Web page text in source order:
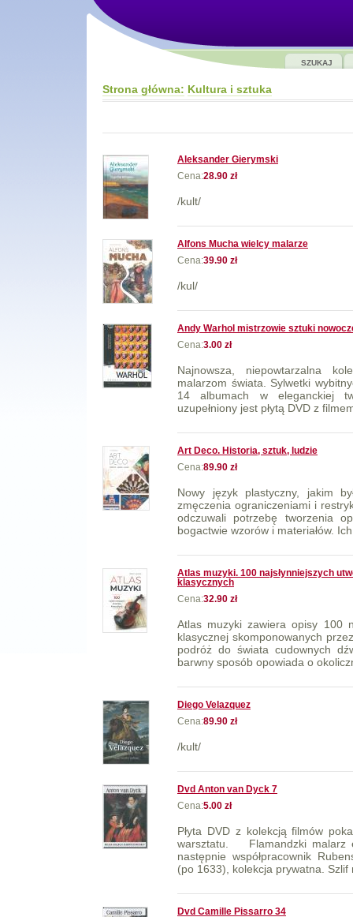
SZUKAJ
Strona główna: Kultura i sztuka
Aleksander Gierymski
Cena:28.90 zł
/kult/
Alfons Mucha wielcy malarze
Cena:39.90 zł
/kul/
Andy Warhol mistrzowie sztuki
Cena:3.00 zł
Najnowsza, niepowtarzalna
malarzom świata. Sylwetki
14 albumach w eleganckiej
uzupełniony jest płytą DVD z
Art Deco. Historia, sztuk, ludzie
Cena:89.90 zł
Nowy język plastyczny, jakim
zmęczenia ograniczeniami i
odczuwali potrzebę tworzenia
bogactwie wzorów i materiałów.
Atlas muzyki. 100 najsłynniejszych
klasycznych
Cena:32.90 zł
Atlas muzyki zawiera opisy 100
klasycznej skomponowanych
podróż do świata cudownych
barwny sposób opowiada o
Diego Velazquez
Cena:89.90 zł
/kult/
Dvd Anton van Dyck 7
Cena:5.00 zł
Płyta DVD z kolekcją filmów
warsztatu. Flamandzki malarz
następnie współpracownik
(po 1633), kolekcja prywatna. Szlif
Dvd Camille Pissarro 34